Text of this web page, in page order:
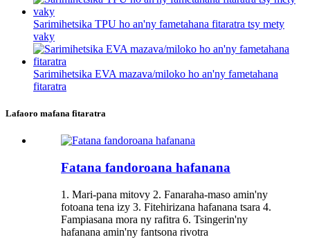
Sarimihetsika TPU ho an'ny fametahana fitaratra tsy mety
vaky
Sarimihetsika EVA mazava/miloko ho an'ny fametahana
fitaratra
Lafaoro mafana fitaratra
Fatana fandoroana hafanana
1. Mari-pana mitovy 2. Fanaraha-maso amin'ny
fotoana tena izy 3. Fitehirizana hafanana tsara 4.
Fampiasana mora ny rafitra 6. Tsingerin'ny
hafanana amin'ny fantsona rivotra